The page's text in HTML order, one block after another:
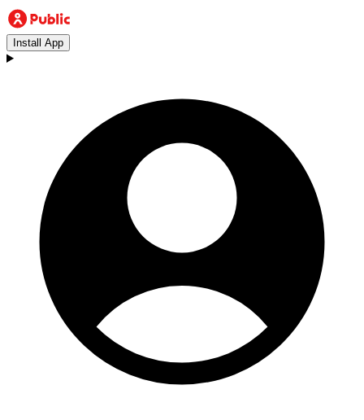
Install App